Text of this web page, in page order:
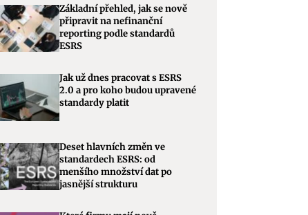
Základní přehled, jak se nově
připravit na nefinanční
reporting podle standardů
ESRS
Jak už dnes pracovat s ESRS
2.0 a pro koho budou upravené
standardy platit
Deset hlavních změn ve
standardech ESRS: od
menšího množství dat po
jasnější strukturu